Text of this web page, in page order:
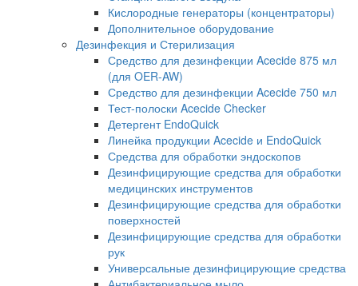
Кислородные генераторы (концентраторы)
Дополнительное оборудование
Дезинфекция и Стерилизация
Средство для дезинфекции Acecide 875 мл
(для OER-AW)
Средство для дезинфекции Acecide 750 мл
Тест-полоски Acecide Checker
Детергент EndoQuick
Линейка продукции Acecide и EndoQuick
Средства для обработки эндоскопов
Дезинфицирующие средства для обработки
медицинских инструментов
Дезинфицирующие средства для обработки
поверхностей
Дезинфицирующие средства для обработки
рук
Универсальные дезинфицирующие средства